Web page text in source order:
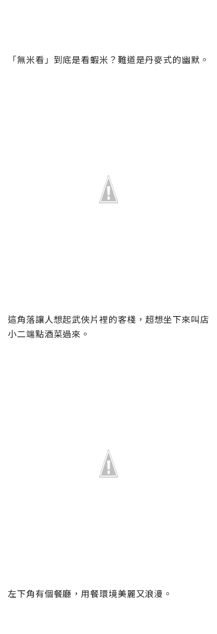
「無米看」到底是看蝦米？難道是丹麥式的幽默。
這角落讓人想起武俠片裡的客棧，超想坐下來叫店
小二端點酒菜過來。
左下角有個餐廳，用餐環境美麗又浪漫。